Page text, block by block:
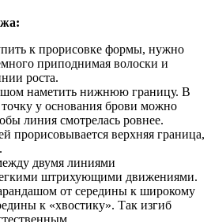
к прорисовке формы, нужно
приподнимая волоски и
роста.
наметить нижнюю границу. В
у основания брови можно
линия смотрелась ровнее.
прорисовывается верхняя граница,
двумя линиями
штрихующими движениями.
от середины к широкому
к «хвостику». Так изгиб